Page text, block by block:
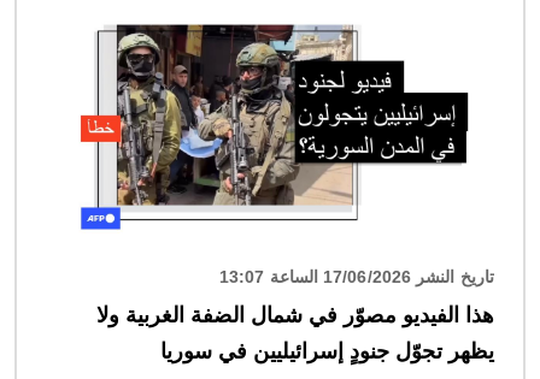
تاريخ النشر 17/06/2026 الساعة 13:07
هذا الفيديو مصوّر في شمال الضفة الغربية ولا
يظهر تجوّل جنودٍ إسرائيليين في سوريا